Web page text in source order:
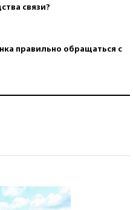
связи?
правильно обращаться с